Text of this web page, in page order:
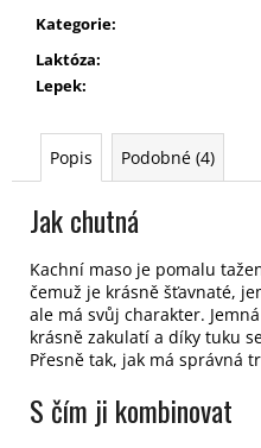
Kategorie:
Laktóza:
Lepek:
Popis Podobné (4)
Jak chutná
Kachní maso je pomalu
čemuž je krásně šťavnaté,
ale má svůj charakter.
krásně zakulatí a díky tuku
Přesně tak, jak má správná
S čím ji kombinovat
m